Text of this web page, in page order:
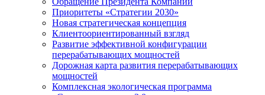
Приоритеты «Стратегии 2030»
Новая стратегическая концепция
Клиентоориентированный взгляд
Развитие эффективной конфигурации
перерабатывающих мощностей
Дорожная карта развития перерабатывающих
мощностей
Комплексная экологическая программа